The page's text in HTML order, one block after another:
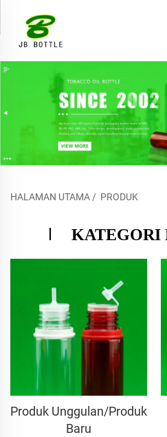
HALAMAN UTAMA/ PRODUK
KATEGORI
Produk Unggulan/Produk
Baru